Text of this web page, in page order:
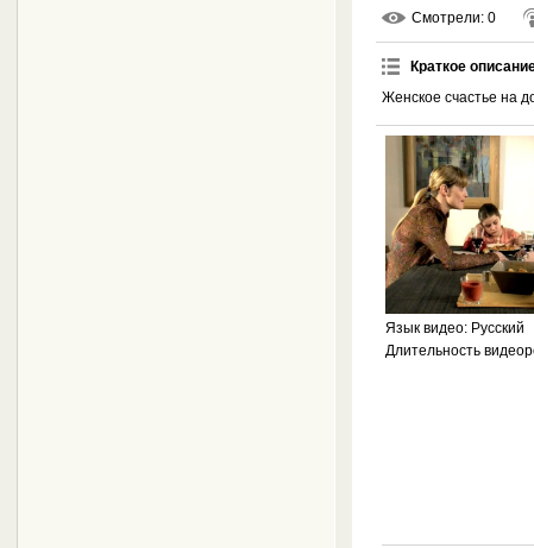
Смотрели: 0
Краткое
Женское счастье на
Язык видео: Русский
Длительность